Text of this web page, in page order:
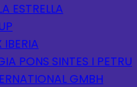
ESTRELLA
IBERIA
PONS SINTES I PETRU
GMBH